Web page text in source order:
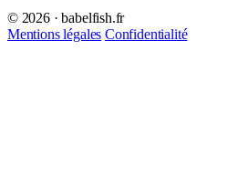
© 2026 · babelfish.fr
Mentions légales Confidentialité